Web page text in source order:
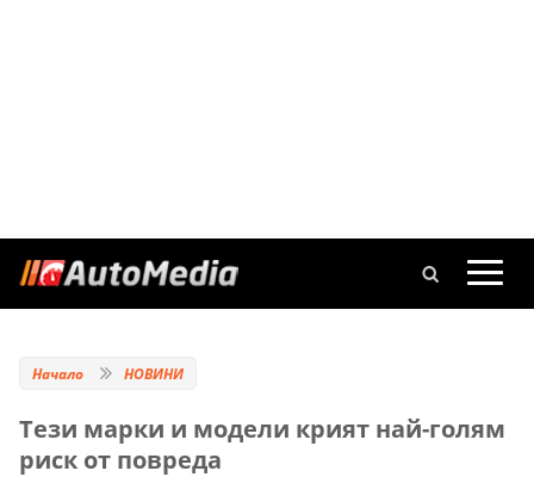
Начало НОВИНИ
Тези марки и модели крият най-голям
риск от повреда